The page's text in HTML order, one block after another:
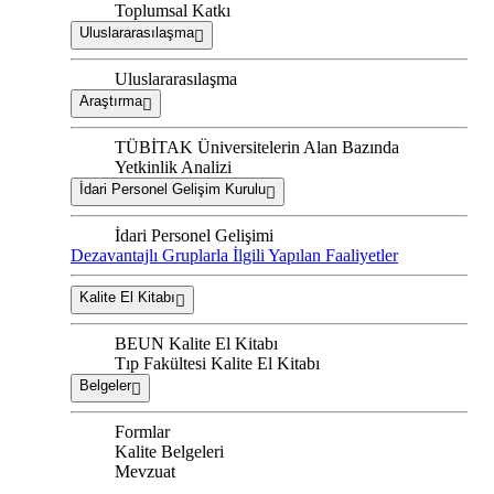
Toplumsal Katkı
Uluslararasılaşma
Uluslararasılaşma
Araştırma
TÜBİTAK Üniversitelerin Alan Bazında
Yetkinlik Analizi
İdari Personel Gelişim Kurulu
İdari Personel Gelişimi
Dezavantajlı Gruplarla İlgili Yapılan Faaliyetler
Kalite El Kitabı
BEUN Kalite El Kitabı
Tıp Fakültesi Kalite El Kitabı
Belgeler
Formlar
Kalite Belgeleri
Mevzuat